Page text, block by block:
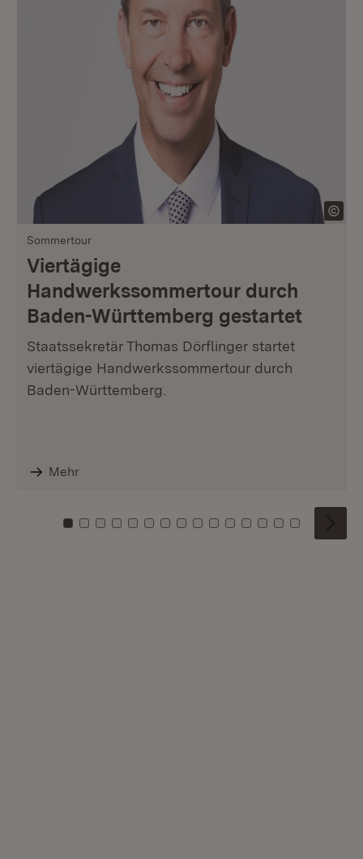
Sommertour
Viertägige
Handwerkssommertour durch
Baden-Württemberg gestartet
Staatssekretär Thomas Dörflinger startet
viertägige Handwerkssommertour durch
Baden-Württemberg.
Mehr
Zu Kachel: 0
Zu Kachel: 1
Zu Kachel: 2
Zu Kachel: 3
Zu Kachel: 4
Zu Kachel: 5
Zu Kachel: 6
Zu Kachel: 7
Zu Kachel: 8
Zu Kachel: 9
Zu Kachel: 10
Zu Kachel: 11
Zu Kachel: 12
Zu Kachel:
Zu